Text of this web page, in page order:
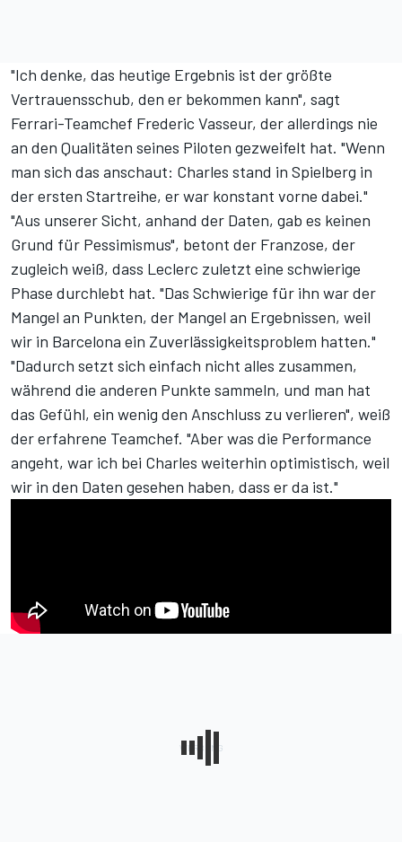
"Ich denke, das heutige Ergebnis ist der größte
Vertrauensschub, den er bekommen kann", sagt
Ferrari-Teamchef Frederic Vasseur, der allerdings nie
an den Qualitäten seines Piloten gezweifelt hat. "Wenn
man sich das anschaut: Charles stand in Spielberg in
der ersten Startreihe, er war konstant vorne dabei."
"Aus unserer Sicht, anhand der Daten, gab es keinen
Grund für Pessimismus", betont der Franzose, der
zugleich weiß, dass Leclerc zuletzt eine schwierige
Phase durchlebt hat. "Das Schwierige für ihn war der
Mangel an Punkten, der Mangel an Ergebnissen, weil
wir in Barcelona ein Zuverlässigkeitsproblem hatten."
"Dadurch setzt sich einfach nicht alles zusammen,
während die anderen Punkte sammeln, und man hat
das Gefühl, ein wenig den Anschluss zu verlieren", weiß
der erfahrene Teamchef. "Aber was die Performance
angeht, war ich bei Charles weiterhin optimistisch, weil
wir in den Daten gesehen haben, dass er da ist."